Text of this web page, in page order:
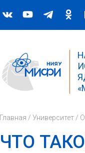
Главная / Университет /
ЧТО